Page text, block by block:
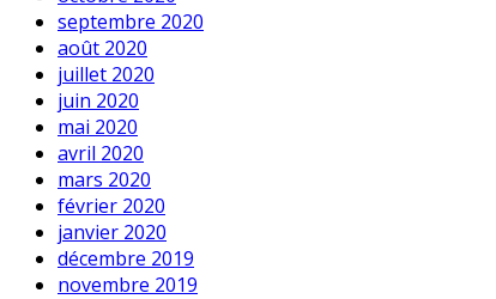
septembre 2020
août 2020
juillet 2020
juin 2020
mai 2020
avril 2020
mars 2020
février 2020
janvier 2020
décembre 2019
novembre 2019